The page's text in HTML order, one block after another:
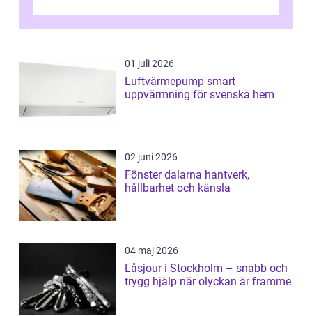
01 juli 2026
Luftvärmepump smart
uppvärmning för svenska hem
02 juni 2026
Fönster dalarna hantverk,
hållbarhet och känsla
04 maj 2026
Låsjour i Stockholm – snabb och
trygg hjälp när olyckan är framme